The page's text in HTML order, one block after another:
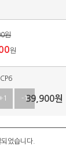
원
원
-139,900원
었습니다.